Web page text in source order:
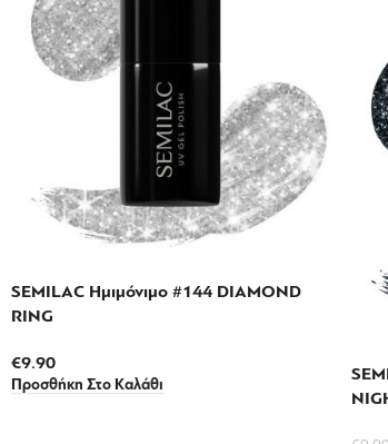
SEMILAC Ημιμόνιμο #144 DIAMOND
RING
€9.90
Προσθήκη Στο Καλάθι